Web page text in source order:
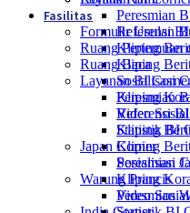
Peresmian
Referensi
Kliping
Kliping
Sosialisasi
Kliping
Video
Statistik BI
Japan Corner
Peresmian
Warung Prancis
Peresmian
Fasilitas
Formulir Usulan
Ruang Pertemuan
Ruang Baca
Layanan BI
Peresmian
Referensi
Kliping
Kliping
Sosialisasi
Kliping
Video